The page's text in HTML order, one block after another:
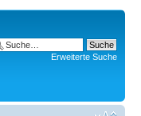
Erweiterte Suche